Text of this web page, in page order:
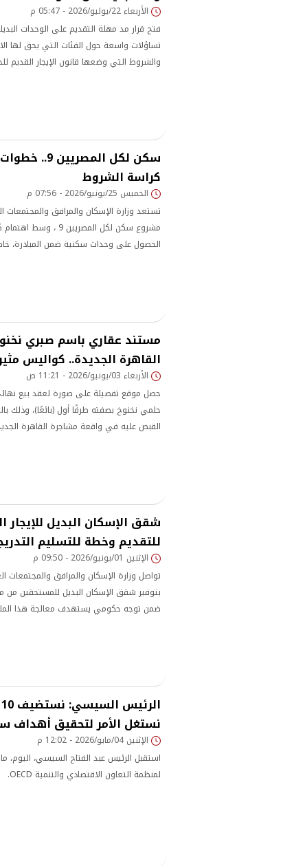
الأربعاء 22/يوليو/2026 - 05:47 م
تساؤلات واسعة حول الفئات التي يحق لها
والشروط التي وضعها قانون الإيجار القديم
سكن لكل
كراسة الشروط
الخميس 25/يونيو/2026 - 07:56 م
تستعد وزارة الإسكان والمرافق والمجتمعات
مشروع سكن لكل
الحصول على وحدات سكنية ضمن المبادرة،
مستند عقاري باسم صبري
القاهرة الجديدة.. كواليس
الأربعاء 03/يونيو/2026 - 11:21 ص
حصل موقع تفصيلة على صورة لعقد بيع
القبض عليه في واقعة مشاجرة القاهرة
شقق الإسكان البديل للإيجار
للتقديم وخطة للتسليم
الإثنين 01/يونيو/2026 - 09:50 م
تواصل وزارة الإسكان والمرافق والمجتمعات
بتوفير شقق الإسكان البديل للمستحقين من
ضمن توجه حكومي يستهدف معالجة هذا
نستغل الأمر لتحقيق أهداف
الإثنين 04/مايو/2026 - 12:02 م
استقبل الرئيس عبد الفتاح السيسي، اليوم،
لمنظمة التعاون الاقتصادي والتنمية OECD.